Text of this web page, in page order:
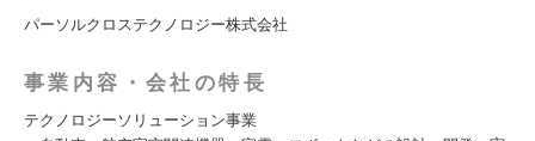
パーソルクロステクノロジー株式会社
事業内容・会社の特長
テクノロジーソリューション事業